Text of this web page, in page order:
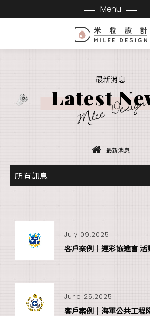
Menu
最新消息
Latest
Milee Design
最新消息
所有訊息
July 09,2025
客戶案例｜運彩協進會 活
June 25,2025